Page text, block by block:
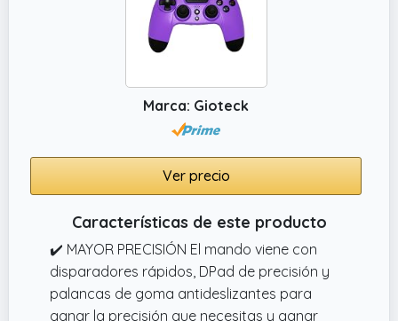
Marca: Gioteck
Ver precio
Características de este producto
✔️ MAYOR PRECISIÓN El mando viene con
disparadores rápidos, DPad de precisión y
palancas de goma antideslizantes para
ganar la precisión que necesitas y ganar